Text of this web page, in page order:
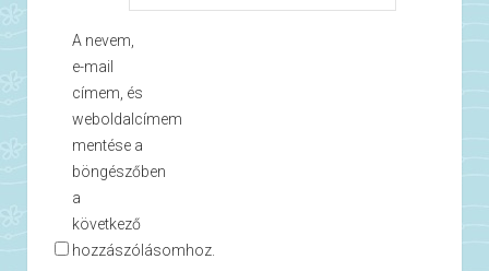
A nevem,
e-mail
címem, és
weboldalcímem
mentése a
böngészőben
a
következő
hozzászólásomhoz.